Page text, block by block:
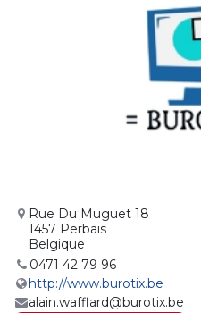
Rue Du Muguet 18
1457 Perbais
Belgique
0471 42 79 96
http://www.burotix.be
alain.wafflard@burotix.be